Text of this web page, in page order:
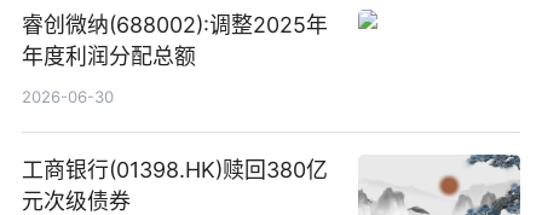
睿创微纳(688002):调整2025年
年度利润分配总额
2026-06-30
工商银行(01398.HK)赎回380亿
元次级债券